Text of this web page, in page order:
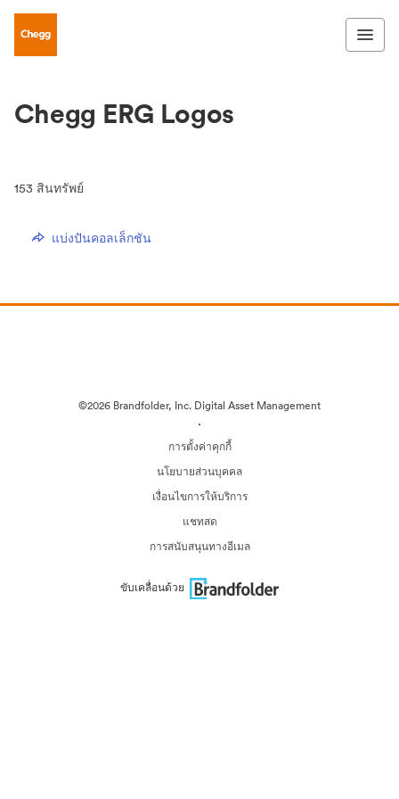
Chegg ERG Logos
153 สินทรัพย์
แบ่งปันคอลเล็กชัน
©2026 Brandfolder, Inc. Digital Asset Management
·
การตั้งค่าคุกกี้
นโยบายส่วนบุคคล
เงื่อนไขการให้บริการ
แชทสด
การสนับสนุนทางอีเมล
ขับเคลื่อนด้วย